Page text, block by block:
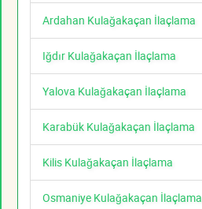
Ardahan Kulağakaçan İlaçlama
Iğdır Kulağakaçan İlaçlama
Yalova Kulağakaçan İlaçlama
Karabük Kulağakaçan İlaçlama
Kilis Kulağakaçan İlaçlama
Osmaniye Kulağakaçan İlaçlama